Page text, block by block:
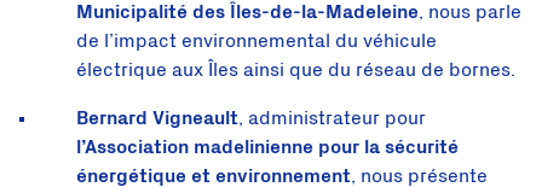
Municipalité des Îles-de-la-Madeleine, nous parle
de l’impact environnemental du véhicule
électrique aux Îles ainsi que du réseau de bornes.
Bernard Vigneault, administrateur pour
l’Association madelinienne pour la sécurité
énergétique et environnement, nous présente